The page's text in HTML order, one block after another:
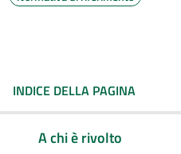
INDICE DELLA PAGINA
A chi è rivolto